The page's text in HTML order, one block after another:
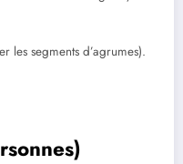
les segments d’agrumes).